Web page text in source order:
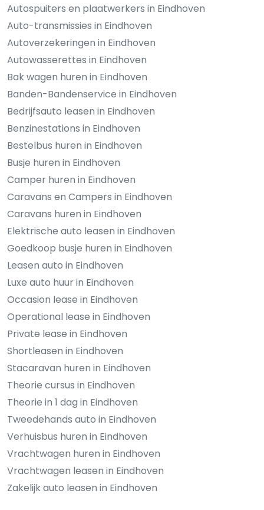
Autospuiters en plaatwerkers in Eindhoven
Auto-transmissies in Eindhoven
Autoverzekeringen in Eindhoven
Autowasserettes in Eindhoven
Bak wagen huren in Eindhoven
Banden-Bandenservice in Eindhoven
Bedrijfsauto leasen in Eindhoven
Benzinestations in Eindhoven
Bestelbus huren in Eindhoven
Busje huren in Eindhoven
Camper huren in Eindhoven
Caravans en Campers in Eindhoven
Caravans huren in Eindhoven
Elektrische auto leasen in Eindhoven
Goedkoop busje huren in Eindhoven
Leasen auto in Eindhoven
Luxe auto huur in Eindhoven
Occasion lease in Eindhoven
Operational lease in Eindhoven
Private lease in Eindhoven
Shortleasen in Eindhoven
Stacaravan huren in Eindhoven
Theorie cursus in Eindhoven
Theorie in 1 dag in Eindhoven
Tweedehands auto in Eindhoven
Verhuisbus huren in Eindhoven
Vrachtwagen huren in Eindhoven
Vrachtwagen leasen in Eindhoven
Zakelijk auto leasen in Eindhoven